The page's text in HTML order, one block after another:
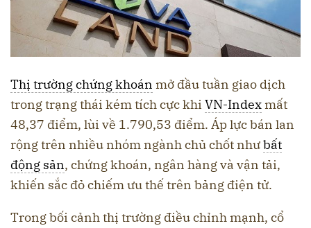
Thị trường chứng khoán mở đầu tuần giao dịch
trong trạng thái kém tích cực khi VN-Index mất
48,37 điểm, lùi về 1.790,53 điểm. Áp lực bán lan
rộng trên nhiều nhóm ngành chủ chốt nhưbất
động sản, chứng khoán, ngân hàng và vận tải,
khiến sắc đỏ chiếm ưu thế trên bảng điện tử.
Trong bối cảnh thị trường điều chỉnh mạnh, cổ